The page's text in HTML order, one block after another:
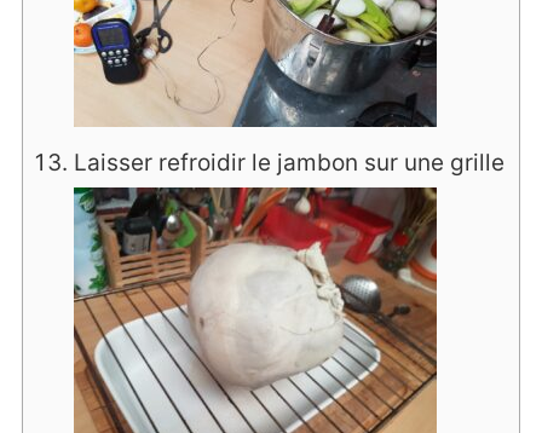
Laisser refroidir le jambon sur une grille